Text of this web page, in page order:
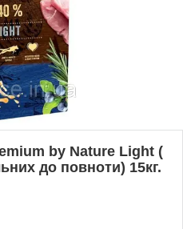
by Nature Light (
до повноти) 15кг.